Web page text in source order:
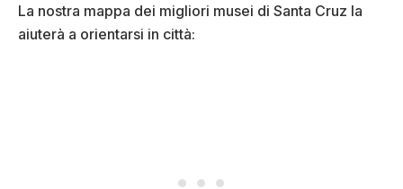
La nostra mappa dei migliori musei di Santa Cruz la
aiuterà a orientarsi in città: